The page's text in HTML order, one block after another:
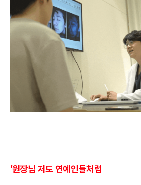
'원장님 저도 연예인들처럼